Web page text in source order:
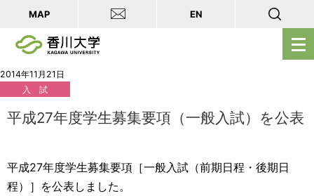
メ
ニ
を
MAP EN
2014年11月21日
入 試
平成27年度学生募集要項（一般入試）を公表
平成27年度学生募集要項［一般入試（前期日程・後期日
程）］を公表しました。